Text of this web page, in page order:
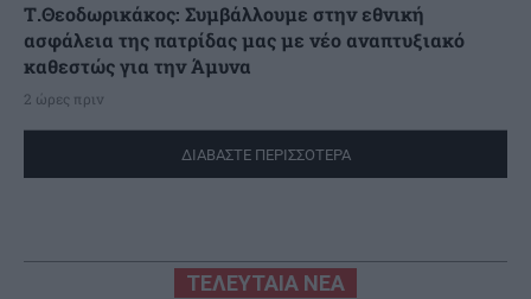
Τ.Θεοδωρικάκος: Συμβάλλουμε στην εθνική
ασφάλεια της πατρίδας μας με νέο αναπτυξιακό
καθεστώς για την Άμυνα
2 ώρες πριν
ΔΙΑΒΑΣΤΕ ΠΕΡΙΣΣΟΤΕΡΑ